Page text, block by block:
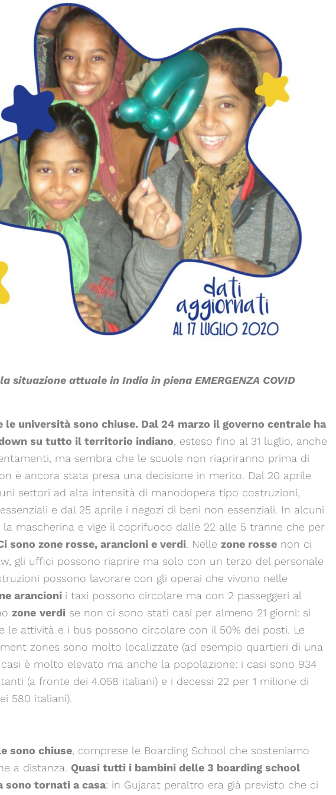
situazione attuale in India in piena EMERGENZA COVID
le università sono chiuse. Dal 24 marzo il governo centrale ha
su tutto il territorio indiano, esteso fino al 31 luglio, anche
ma sembra che le scuole non riapriranno prima di
è ancora stata presa una decisione in merito. Dal 20 aprile
settori ad alta intensità di manodopera tipo costruzioni,
e dal 25 aprile i negozi di beni non essenziali. In alcuni
mascherina e vige il coprifuoco dalle 22 alle 5 tranne che per
sono zone rosse, arancioni e verdi. Nelle zone rosse non ci
gli uffici possono riaprire ma solo con un terzo del personale
possono lavorare con gli operai che vivono nelle
arancioni i taxi possono circolare ma con 2 passeggeri al
zone verdi se non ci sono stati casi per almeno 21 giorni: si
le attività e i bus possono circolare con il 50% dei posti. Le
zones sono molto localizzate (ad esempio quartieri di una
è molto elevato ma anche la popolazione: i casi sono 934
(a fronte dei 4.058 italiani) e i decessi 22 per 1 milione di
580 italiani).
sono chiuse, comprese le Boarding School che sosteniamo
a distanza. Quasi tutti i bambini delle 3 boarding school
sono tornati a casa: in Gujarat peraltro era già previsto che ci